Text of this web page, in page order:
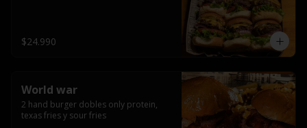
$24.990
World war
2 hand burger dobles only protein,
texas fries y sour fries